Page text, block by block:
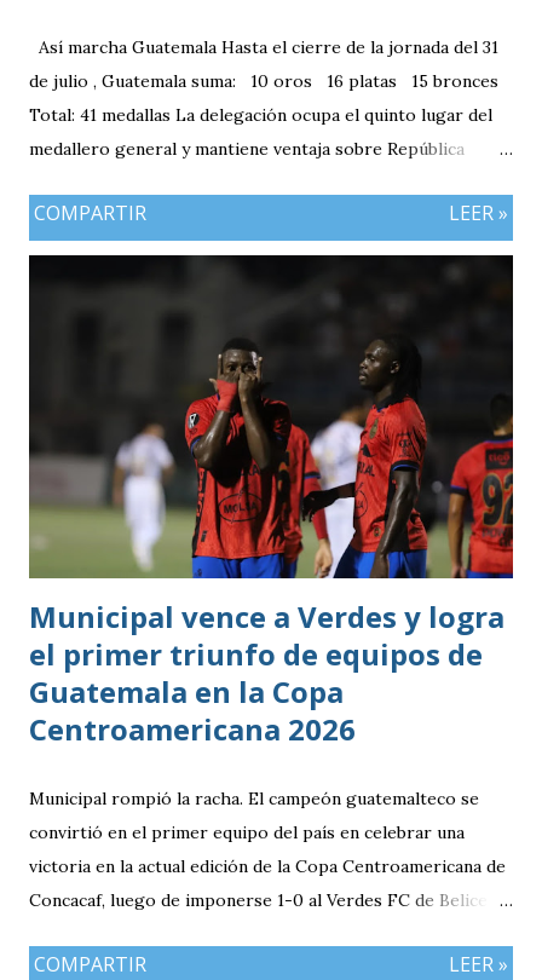
Así marcha Guatemala Hasta el cierre de la jornada del 31
de julio , Guatemala suma: 10 oros 16 platas 15 bronces
Total: 41 medallas La delegación ocupa el quinto lugar del
medallero general y mantiene ventaja sobre República
plata, aunque ambos países registran el mismo número de
oros (10).
COMPARTIR LEER »
Municipal vence a Verdes y logra
el primer triunfo de equipos de
Guatemala en la Copa
Centroamericana 2026
Municipal rompió la racha. El campeón guatemalteco se
convirtió en el primer equipo del país en celebrar una
victoria en la actual edición de la Copa Centroamericana de
Concacaf, luego de imponerse 1-0 al Verdes FC de Belice en
con la obligación de sumar luego del empate (1-1) en casa
COMPARTIR LEER »